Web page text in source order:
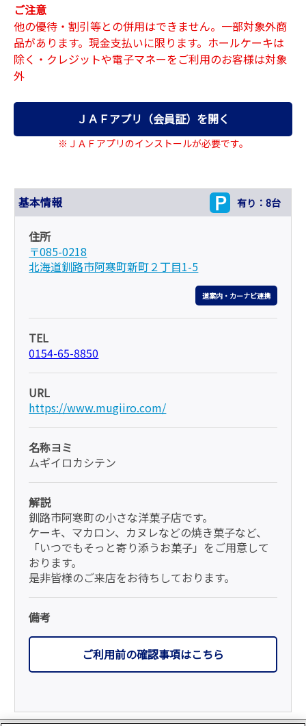
ご注意
他の優待・割引等との併用はできません。一部対象外商
品があります。現金支払いに限ります。ホールケーキは
除く・クレジットや電子マネーをご利用のお客様は対象
外
ＪＡＦアプリ（会員証）を開く
※ＪＡＦアプリのインストールが必要です。
基本情報 有り：8台
住所
〒085-0218
北海道釧路市阿寒町新町２丁目1-5
道案内・カーナビ連携
TEL
0154-65-8850
URL
https://www.mugiiro.com/
名称ヨミ
ムギイロカシテン
解説
釧路市阿寒町の小さな洋菓子店です。
ケーキ、マカロン、カヌレなどの焼き菓子など、
「いつでもそっと寄り添うお菓子」をご用意して
おります。
是非皆様のご来店をお待ちしております。
備考
ご利用前の確認事項はこちら